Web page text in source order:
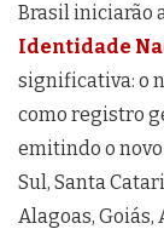
Brasil iniciarão
Identidade
significativa: o
como registro
emitindo o
Sul, Santa
Alagoas, Goiás,